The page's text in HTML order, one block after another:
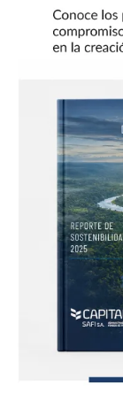
agosto 2023
junio 2023
noviembre 2022
agosto 2022
julio 2022
mayo 2022
marzo 2022
enero 2022
diciembre 2021
noviembre 2021
diciembre 2020